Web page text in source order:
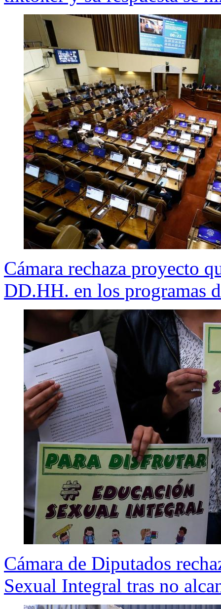
Cámara rechaza proyecto
DD.HH. en los programas
Cámara de Diputados
Sexual Integral tras no